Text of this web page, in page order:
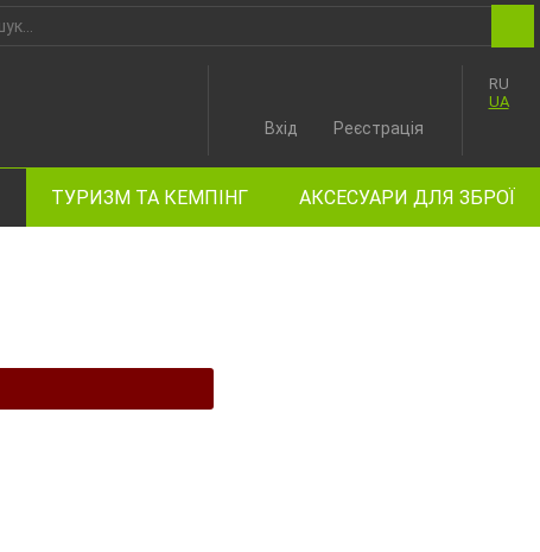
RU
UA
Вхід Реєстрація
ТУРИЗМ ТА КЕМПІНГ АКСЕСУАРИ ДЛЯ ЗБРОЇ